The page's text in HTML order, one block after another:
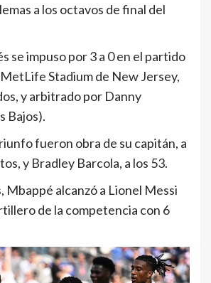
a los octavos de final del
se impuso por 3 a 0 en el partido
Stadium de New Jersey,
y arbitrado por Danny
Bajos).
fueron obra de su capitán, a
y Bradley Barcola, a los 53.
Mbappé alcanzó a Lionel Messi
de la competencia con 6